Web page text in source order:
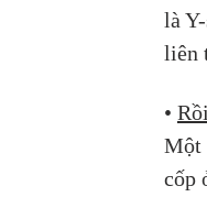
là
liên
•
Một
cốp